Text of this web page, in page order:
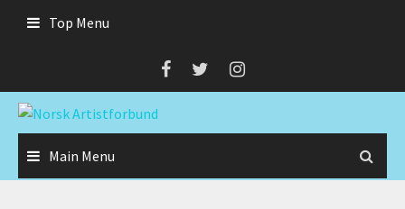
Top Menu
Main Menu